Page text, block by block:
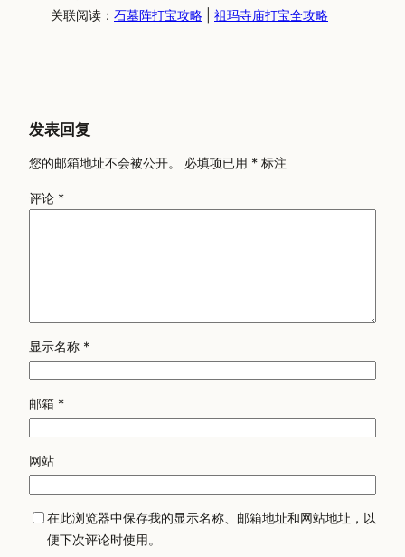
关联阅读： 石墓阵打宝攻略 祖玛寺庙打宝全攻略
发表回复
您的邮箱地址不会被公开。 必填项已用 * 标注
评论 *
显示名称 *
邮箱 *
网站
在此浏览器中保存我的显示名称、邮箱地址和网站地址，以
便下次评论时使用。